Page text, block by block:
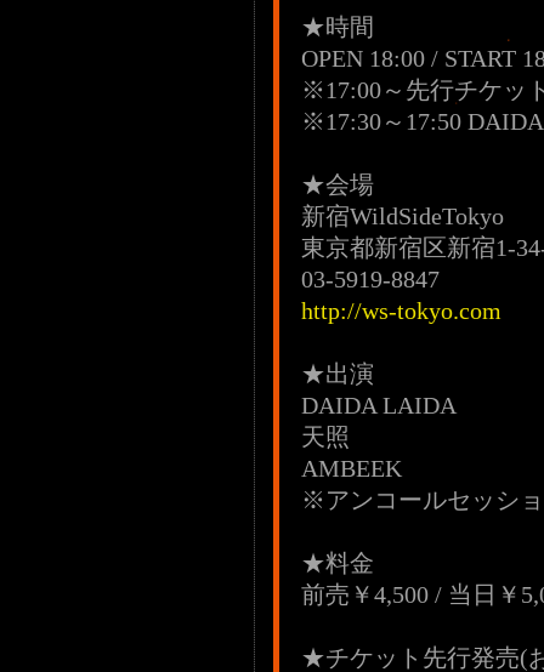
★時間
OPEN 18:00 / START
※17:00～先行チケッ
※17:30～17:50
★会場
新宿WildSideTokyo
東京都新宿区新宿1-
03-5919-8847
http://ws-tokyo.com
★出演
DAIDA LAIDA
天照
AMBEEK
※アンコールセッシ
★料金
前売￥4,500 / 当日￥
★チケット先行発売(